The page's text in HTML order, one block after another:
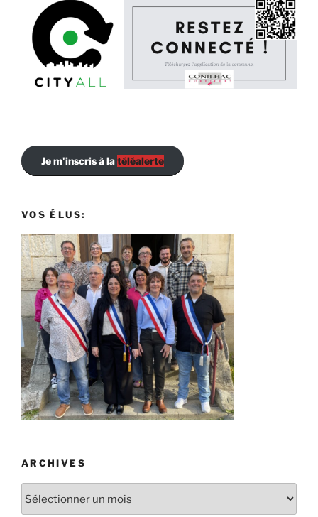
Je m'inscris à latéléalerte
VOS ÉLUS:
ARCHIVES